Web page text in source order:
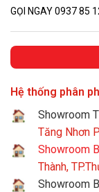
GỌI NGAY 0937 85
Hệ thống phân
Showroom
Tăng Nhơn
Showroom
Thành,
Showroom